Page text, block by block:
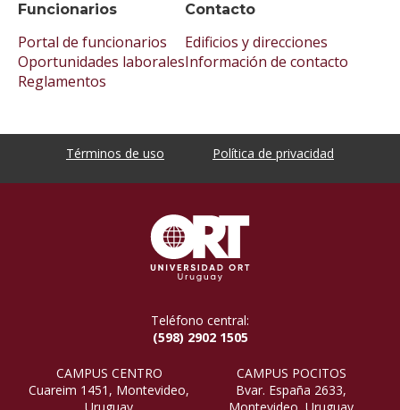
Funcionarios
Portal de funcionarios
Oportunidades laborales
Reglamentos
Contacto
Edificios y direcciones
Información de contacto
Términos de uso Política de privacidad
Teléfono central:
(598) 2902 1505
CAMPUS CENTRO
Cuareim 1451, Montevideo,
CAMPUS POCITOS
Bvar. España 2633,